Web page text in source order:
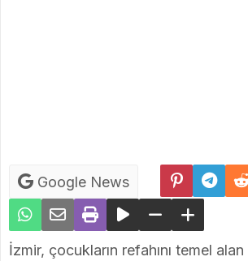
Google News
İzmir, çocukların refahını temel